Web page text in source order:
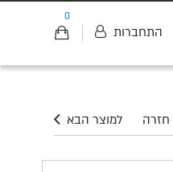
0
התחברות
למוצר הבא חזרה